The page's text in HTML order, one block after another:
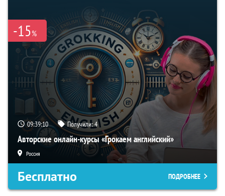
-15%
09:39:09 Получили:4
Авторские онлайн-курсы «Грокаем английский»
Россия
Бесплатно ПОДРОБНЕЕ